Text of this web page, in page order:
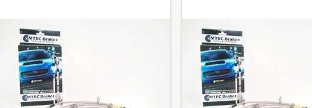
Homologué pour le contrôle technique